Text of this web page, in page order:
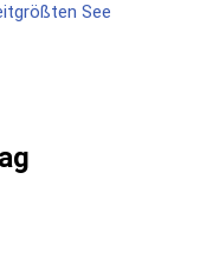
See